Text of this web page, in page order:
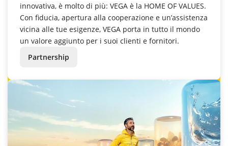
innovativa, è molto di più: VEGA è la HOME OF VALUES.
Con fiducia, apertura alla cooperazione e un’assistenza
vicina alle tue esigenze, VEGA porta in tutto il mondo
un valore aggiunto per i suoi clienti e fornitori.
Partnership